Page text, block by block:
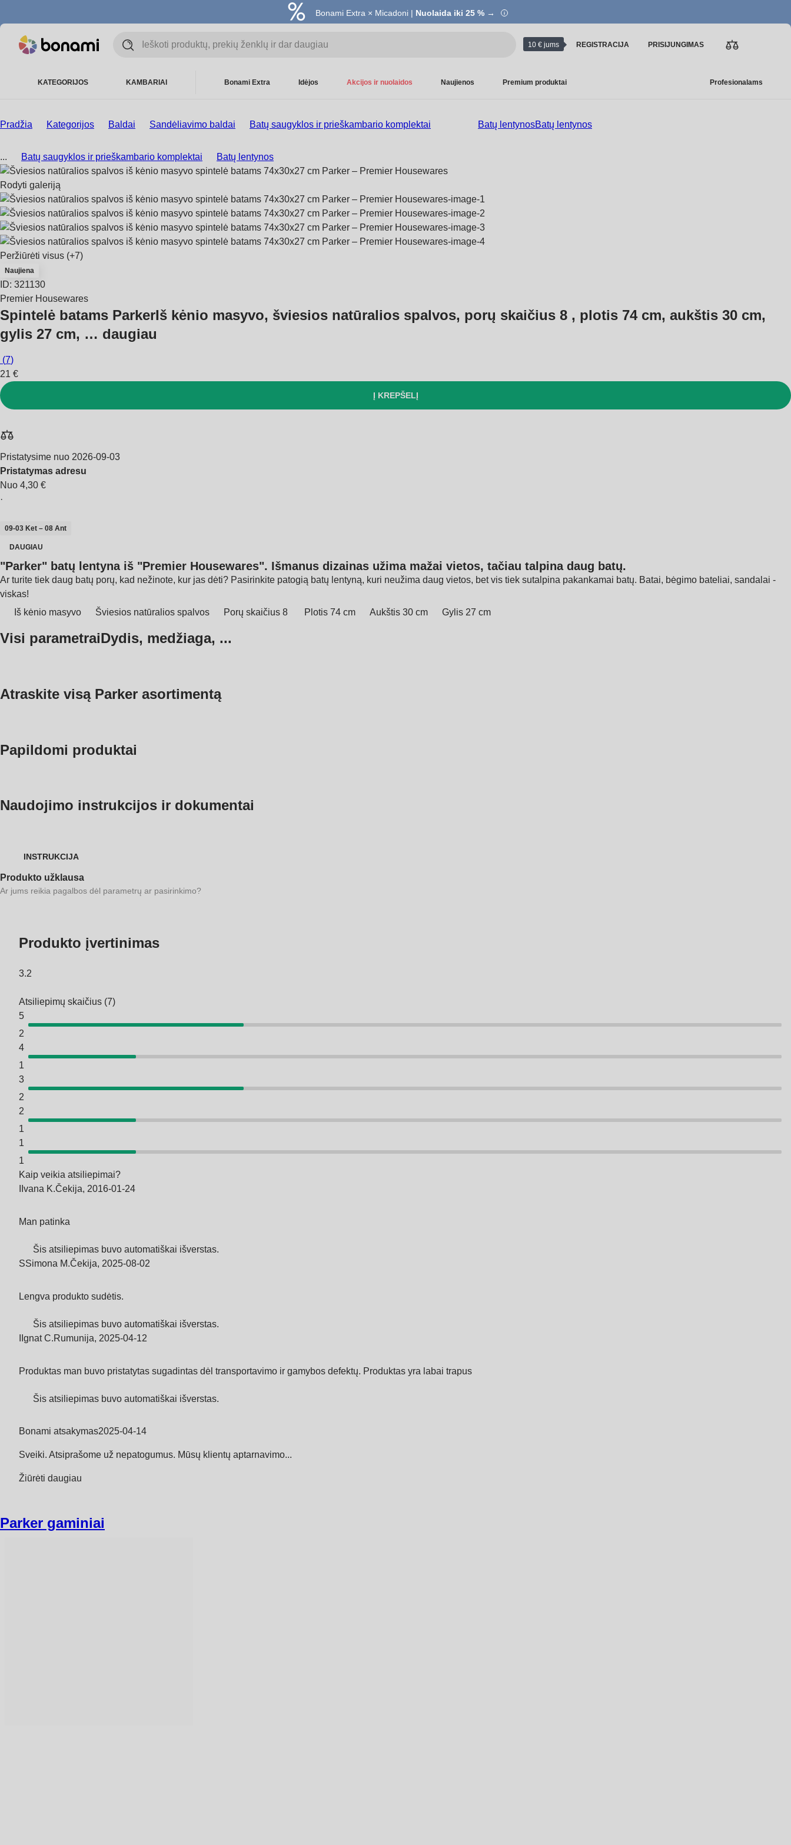
Bonami Extra × Micadoni | Nuolaida iki 25 % →
10 € jums REGISTRACIJA PRISIJUNGIMAS
KATEGORIJOS KAMBARIAI Bonami Extra Idėjos Akcijos ir nuolaidos Naujienos Premium produktai Profesionalams
Pradžia Kategorijos Baldai Sandėliavimo baldai Batų saugyklos ir prieškambario komplektai Batų lentynosBatų lentynos
... Batų saugyklos ir prieškambario komplektai Batų lentynos
Rodyti galeriją
Peržiūrėti visus (+7)
Naujiena
ID: 321130
Premier Housewares
Spintelė batams ParkerIš kėnio masyvo, šviesios natūralios spalvos, porų skaičius 8 , plotis 74 cm, aukštis 30 cm,
gylis 27 cm, … daugiau
(7)
21 €
Į KREPŠELĮ
Pristatysime nuo 2026‑09‑03
Pristatymas adresu
Nuo 4,30 €
·
09‑03 Ket – 08 Ant
DAUGIAU
"Parker" batų lentyna iš "Premier Housewares". Išmanus dizainas užima mažai vietos, tačiau talpina daug batų.
Ar turite tiek daug batų porų, kad nežinote, kur jas dėti? Pasirinkite patogią batų lentyną, kuri neužima daug vietos, bet vis tiek sutalpina pakankamai batų. Batai, bėgimo bateliai, sandalai -
viskas!
Iš kėnio masyvo
Šviesios natūralios spalvos Porų skaičius 8 Plotis 74 cm Aukštis 30 cm Gylis 27 cm
Visi parametraiDydis, medžiaga, ...
Atraskite visą Parker asortimentą
Papildomi produktai
Naudojimo instrukcijos ir dokumentai
INSTRUKCIJA
Produkto užklausa
Ar jums reikia pagalbos dėl parametrų ar pasirinkimo?
Produkto įvertinimas
3.2
Atsiliepimų skaičius (7)
5
2
4
1
3
2
2
1
1
1
Kaip veikia atsiliepimai?
Ivana K.Čekija, 2016‑01‑24
Man patinka
Šis atsiliepimas buvo automatiškai išverstas.
SSimona M.Čekija, 2025‑08‑02
Lengva produkto sudėtis.
Šis atsiliepimas buvo automatiškai išverstas.
Ignat C.Rumunija, 2025‑04‑12
Produktas man buvo pristatytas sugadintas dėl transportavimo ir gamybos defektų. Produktas yra labai trapus
Šis atsiliepimas buvo automatiškai išverstas.
Bonami atsakymas2025‑04‑14
Sveiki. Atsiprašome už nepatogumus. Mūsų klientų aptarnavimo...
Žiūrėti daugiau
Parker gaminiai